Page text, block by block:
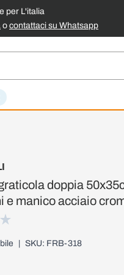
per L'italia
o contattaci su Whatsapp
doppia
e manico acciaio
SKU: FRB-318